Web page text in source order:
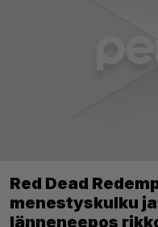
Red Dead
menestyskulku
länneneepos